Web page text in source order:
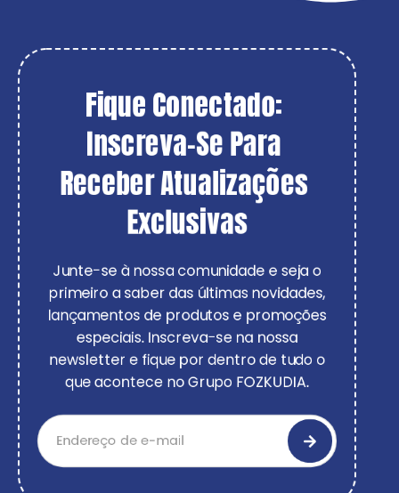
Fique Conectado:
Inscreva-Se Para
Receber Atualizações
Exclusivas
Junte-se à nossa comunidade e seja o
primeiro a saber das últimas novidades,
lançamentos de produtos e promoções
especiais. Inscreva-se na nossa
newsletter e fique por dentro de tudo o
que acontece no Grupo FOZKUDIA.